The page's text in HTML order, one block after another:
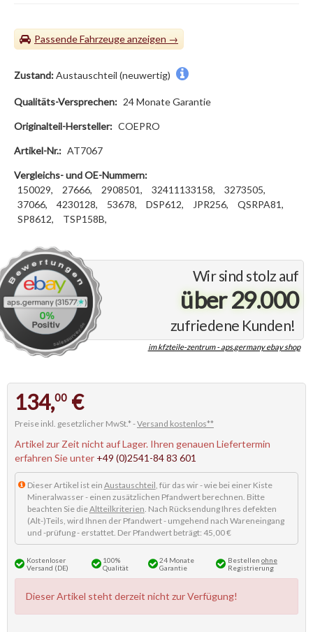
Passende Fahrzeuge
Wir sind stolz auf
über 29.000
zufriedene Kunden!
im kfzteile-zentrum - aps.germany ebay shop
Zustand:Austauschteil (neuwertig)
Qualitäts-Versprechen: 24 Monate Garantie
Originalteil-Hersteller: COEPRO
Artikel-Nr.: AT7067
Vergleichs- und OE-Nummern:
150029,
27666, 2908501, 32411133158,
3273505,
37066,
4230128, 53678, DSP612, JPR256,
QSRPA81,
SP8612,
TSP158B,
134,00 €
Preise inkl. gesetzlicher MwSt.* -Versand kostenlos**
Artikel zur Zeit nicht auf Lager. Ihren genauen Liefertermin
erfahren Sie unter +49 (0)2541-84 83 601
Dieser Artikel ist ein Austauschteil , für das wir - wie bei einer Kiste
Mineralwasser - einen zusätzlichen Pfandwert berechnen. Bitte
beachten Sie dieAltteilkriterien . Nach Rücksendung Ihres defekten
(Alt-)Teils, wird Ihnen der Pfandwert - umgehend nach Wareneingang
und -prüfung - erstattet. Der Pfandwert beträgt: 45,00 €
Kostenloser
Versand (DE)
100%
Qualität
24 Monate
Garantie
Bestellen ohne
Registrierung
Dieser Artikel steht derzeit nicht zur Verfügung!